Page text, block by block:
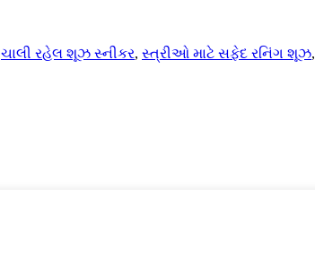
ચાલી રહેલ શૂઝ સ્નીકર, સ્ત્રીઓ માટે સફેદ રનિંગ શૂઝ,